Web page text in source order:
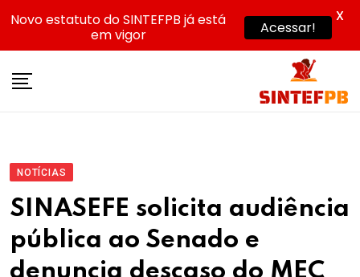
NOTÍCIAS
SINASEFE solicita audiência
pública ao Senado e
denuncia descaso do MEC
Novo estatuto do SINTEFPB já está
em vigor
Acessar!
X